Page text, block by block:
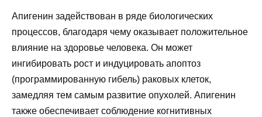
Апигенин задействован в ряде биологических
процессов, благодаря чему оказывает положительное
влияние на здоровье человека. Он может
ингибировать рост и индуцировать апоптоз
(программированную гибель) раковых клеток,
замедляя тем самым развитие опухолей. Апигенин
также обеспечивает соблюдение когнитивных